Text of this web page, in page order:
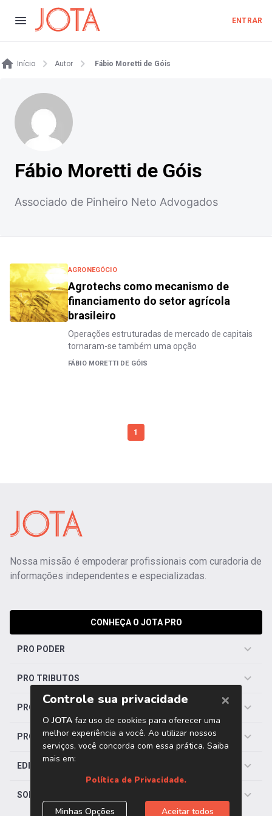
ENTRAR
Início Autor Fábio Moretti de Góis
Fábio Moretti de Góis
Associado de Pinheiro Neto Advogados
AGRONEGÓCIO
Agrotechs como mecanismo de
financiamento do setor agrícola
brasileiro
Operações estruturadas de mercado de capitais
tornaram-se também uma opção
FÁBIO MORETTI DE GÓIS
1
Nossa missão é empoderar profissionais com curadoria de
informações independentes e especializadas.
CONHEÇA O JOTA PRO
PRO PODER
PRO TRIBUTOS
PRO TRABALHISTA
PRO SAÚDE
EDITORIAS
SOBRE O JOTA